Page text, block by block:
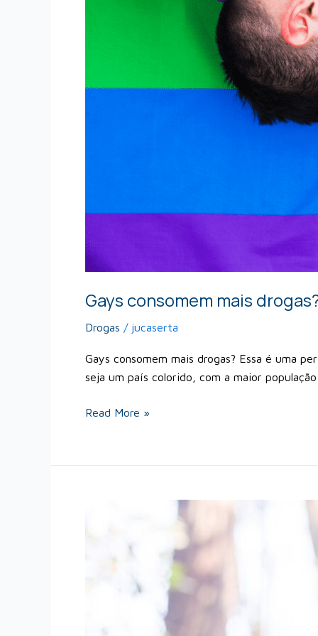
Gays consomem mais
Drogas / jucaserta
Gays consomem mais drogas? Essa é uma
seja um país colorido, com a maior
Read More »